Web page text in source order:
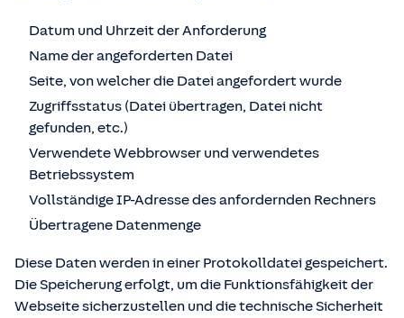
Datum und Uhrzeit der Anforderung
Name der angeforderten Datei
Seite, von welcher die Datei angefordert wurde
Zugriffsstatus (Datei übertragen, Datei nicht
gefunden, etc.)
Verwendete Webbrowser und verwendetes
Betriebssystem
Vollständige IP-Adresse des anfordernden Rechners
Übertragene Datenmenge
Diese Daten werden in einer Protokolldatei gespeichert.
Die Speicherung erfolgt, um die Funktionsfähigkeit der
Webseite sicherzustellen und die technische Sicherheit